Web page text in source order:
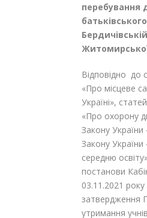
перебування
Відповідно до
«Про місцеве
Україні»,
«Про охорону
Закону України
Закону
середню
постанови
03.11.2021
затвердження
утримання